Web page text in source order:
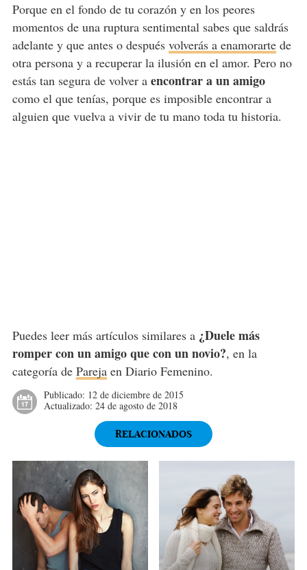
Porque en el fondo de tu corazón y en los peores
momentos de una ruptura sentimental sabes que saldrás
adelante y que antes o después volverás a enamorartede
otra persona y a recuperar la ilusión en el amor. Pero no
estás tan segura de volver a encontrar a un amigo
como el que tenías, porque es imposible encontrar a
alguien que vuelva a vivir de tu mano toda tu historia.
Puedes leer más artículos similares a ¿Duele más
romper con un amigo que con un novio?, en la
categoría de Parejaen Diario Femenino.
Publicado: 12 de diciembre de 2015
Actualizado: 24 de agosto de 2018
RELACIONADOS